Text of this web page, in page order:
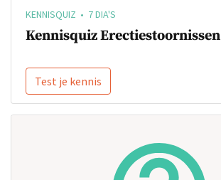
KENNISQUIZ • 7 DIA'S
Kennisquiz Erectiestoornissen
Test je kennis